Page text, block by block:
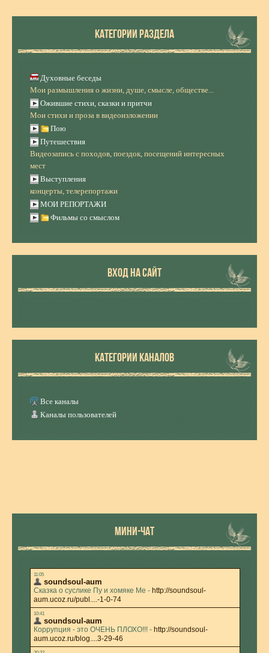
КАТЕГОРИИ РАЗДЕЛА
Духовные беседы
Мои размышления о жизни, душе, смысле, обществе...
Ожившие стихи, сказки и притчи
Мои стихи и проза в видеоизложении
Пою
Путешествия
Видеозапись с походов, поездок, посещений интересных
мест
Выступления
концерты, телерепортажи
МОИ РЕПОРТАЖИ
Фильмы со смыслом
ВХОД НА САЙТ
КАТЕГОРИИ КАНАЛОВ
Все каналы
Каналы пользователей
МИНИ-ЧАТ